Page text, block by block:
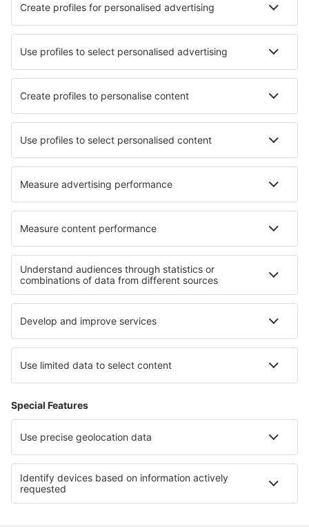
Cele mai bune locuri de cazare - orașe
Cazare în Stare Pole Cazare în Haapamäki
Cazare Bratton Fleming Cazare în Spišská Nová Ves
Cazare în Nocona Cazare în Lancie Cazare în Strasen
Cele mai bune locuri de cazare - regiuni
Cazare pe Coasta Rimini Cazare in Apulia
Cazare in Capri Island Cazare in Italy - sun and beach
Cazare in Sardinia Cazare in Parcul Național Hot Springs
Cazare in Baja California Cazare in Thassos